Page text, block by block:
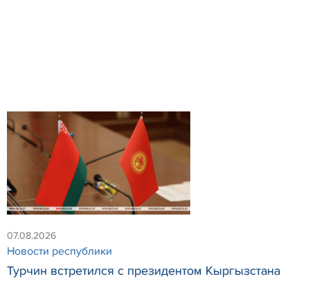
07.08.2026
Новости республики
Турчин встретился с президентом Кыргызстана